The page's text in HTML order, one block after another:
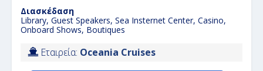
Διασκέδαση
Library, Guest Speakers, Sea Insternet Center, Casino,
Onboard Shows, Boutiques
Εταιρεία: Oceania Cruises